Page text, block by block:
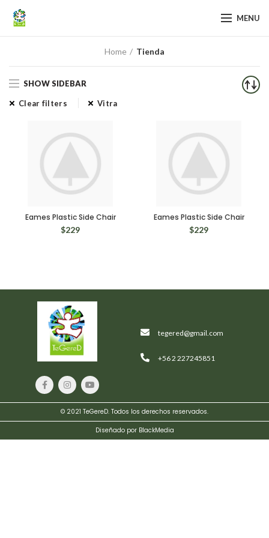
MENU
Crimson
Hotel
Home Tienda
SHOW SIDEBAR
Clear filters Vitra
Eames Plastic Side Chair
$229
Eames Plastic Side Chair
$229
tegered@gmail.com
+56 2 227245851
© 2021 TeGereD. Todos los derechos reservados.
Diseñado por BlackMedia